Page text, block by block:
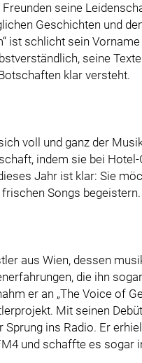
seine
Geschichten und
ist schlicht sein
seine
klar versteht.
voll und ganz der
indem sie bei
Jahr ist klar: Sie
Songs begeistern.
aus Wien, dessen
die ihn
er an „The Voice of
Mit seinen
Sprung ins Radio. Er
und schaffte es sogar